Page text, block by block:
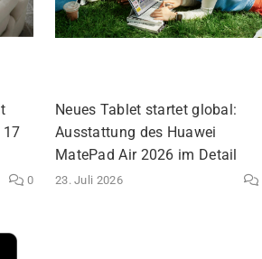
17
0
Neues Tablet startet global:
Ausstattung des Huawei
MatePad Air 2026 im Detail
23. Juli 2026